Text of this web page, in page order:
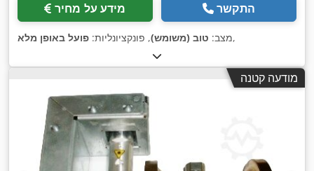
מידע על מחיר התקשר
מצב: טוב (משומש), פונקציונליות: פועל באופן מלא ,
מודעה קטנה